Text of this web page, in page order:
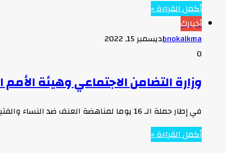
أكمل القراءة »
أخبارك
bnokalkmaديسمبر 15, 2022
0
وزارة التضامن الاجتماعي وهيئة
في إطار حملة الـ 16 يوما لمناهضة العنف ضد النساء والفتيات، قامت وزارة التضامن الاجتماعي بتوقيع اتفاقية شراكة مع هيئة…
أكمل القراءة »